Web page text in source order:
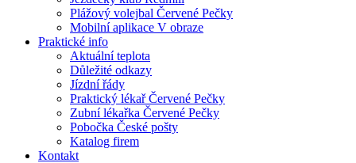
Plážový volejbal Červené Pečky
Mobilní aplikace V obraze
Praktické info
Aktuální teplota
Důležité odkazy
Jízdní řády
Praktický lékař Červené Pečky
Zubní lékařka Červené Pečky
Pobočka České pošty
Katalog firem
Kontakt